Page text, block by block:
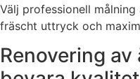
Välj professionell
fräscht uttryck och
Renovering